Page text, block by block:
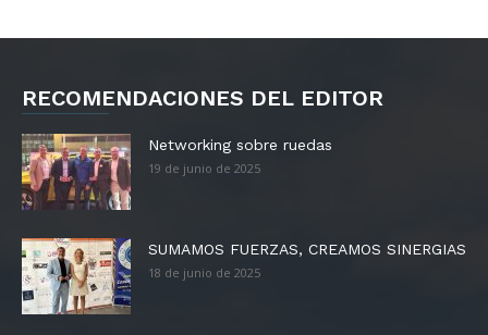
RECOMENDACIONES DEL EDITOR
Networking sobre ruedas
19 de junio de 2025
SUMAMOS FUERZAS, CREAMOS SINERGIAS
18 de junio de 2025